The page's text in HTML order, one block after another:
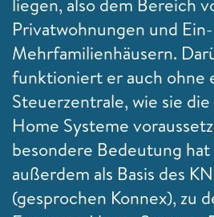
Privatwohnungen und
Mehrfamilienhäusern.
funktioniert er auch ohne
Steuerzentrale, wie sie
Home Systeme
besondere Bedeutung hat
außerdem als Basis des
(gesprochen Konnex), zu